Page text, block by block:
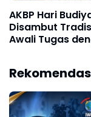
AKBP Hari
Disambut
Awali Tugas